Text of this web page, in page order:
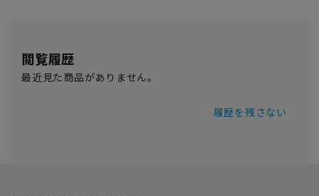
閲覧履歴
最近見た商品がありません。
履歴を残さない